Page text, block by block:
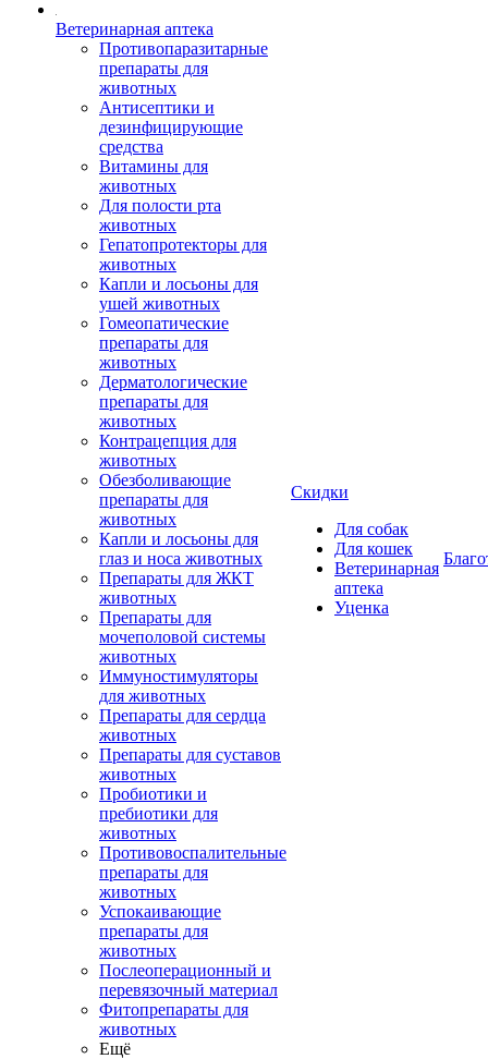
Ветеринарная аптека
Противопаразитарные
препараты для
животных
Антисептики и
дезинфицирующие
средства
Витамины для
животных
Для полости рта
животных
Гепатопротекторы для
животных
Капли и лосьоны для
ушей животных
Гомеопатические
препараты для
животных
Дерматологические
препараты для
животных
Контрацепция для
животных
Обезболивающие
препараты для
животных
Капли и лосьоны для
глаз и носа животных
Препараты для ЖКТ
животных
Препараты для
мочеполовой системы
животных
Иммуностимуляторы
для животных
Препараты для сердца
животных
Препараты для суставов
животных
Пробиотики и
пребиотики для
животных
Противовоспалительные
препараты для
животных
Успокаивающие
препараты для
животных
Послеоперационный и
перевязочный материал
Фитопрепараты для
животных
Ещё
Скидки
Для собак
Для кошек
Ветеринарная
аптека
Уценка